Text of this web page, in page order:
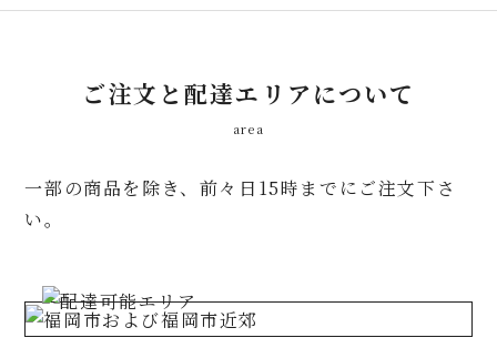
ご注文と配達エリアについて
area
一部の商品を除き、前々日15時までにご注文下さ
い。